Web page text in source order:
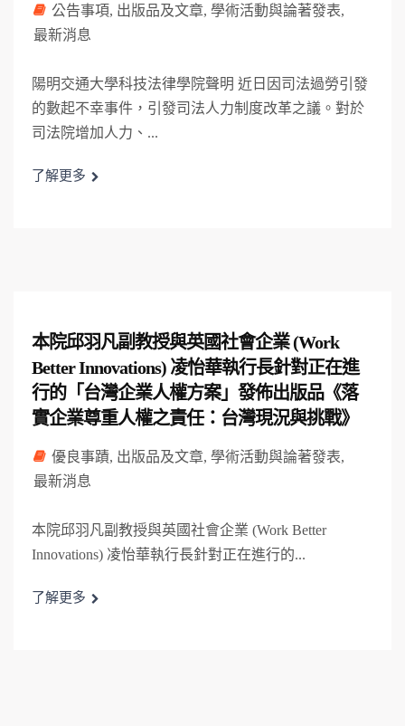
公告事項, 出版品及文章, 學術活動與論著發表,
最新消息
陽明交通大學科技法律學院聲明 近日因司法過勞引發
的數起不幸事件，引發司法人力制度改革之議。對於
司法院增加人力、...
了解更多
本院邱羽凡副教授與英國社會企業 (Work
Better Innovations) 凌怡華執行長針對正在進
行的「台灣企業人權方案」發佈出版品《落
實企業尊重人權之責任：台灣現況與挑戰》
優良事蹟, 出版品及文章, 學術活動與論著發表,
最新消息
本院邱羽凡副教授與英國社會企業 (Work Better
Innovations) 凌怡華執行長針對正在進行的...
了解更多